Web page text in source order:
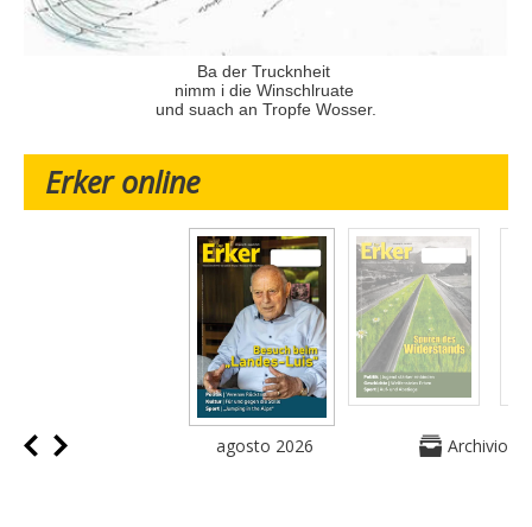
Ba der Trucknheit
nimm i die Winschlruate
und suach an Tropfe Wosser.
Erker online
agosto 2026 Archivio